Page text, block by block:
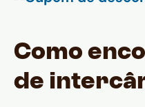
Como
de